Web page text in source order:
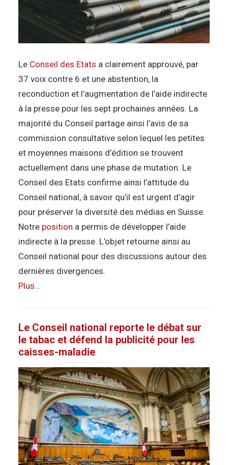
Le Conseil des Etats a clairement approuvé, par
37 voix contre 6 et une abstention, la
reconduction et l’augmentation de l’aide indirecte
à la presse pour les sept prochaines années. La
majorité du Conseil partage ainsi l’avis de sa
commission consultative selon lequel les petites
et moyennes maisons d’édition se trouvent
actuellement dans une phase de mutation. Le
Conseil des Etats confirme ainsi l’attitude du
Conseil national, à savoir qu’il est urgent d’agir
pour préserver la diversité des médias en Suisse.
Notre position a permis de développer l’aide
indirecte à la presse. L’objet retourne ainsi au
Conseil national pour des discussions autour des
dernières divergences.
Plus…
Le Conseil national reporte le débat sur
le tabac et défend la publicité pour les
caisses-maladie